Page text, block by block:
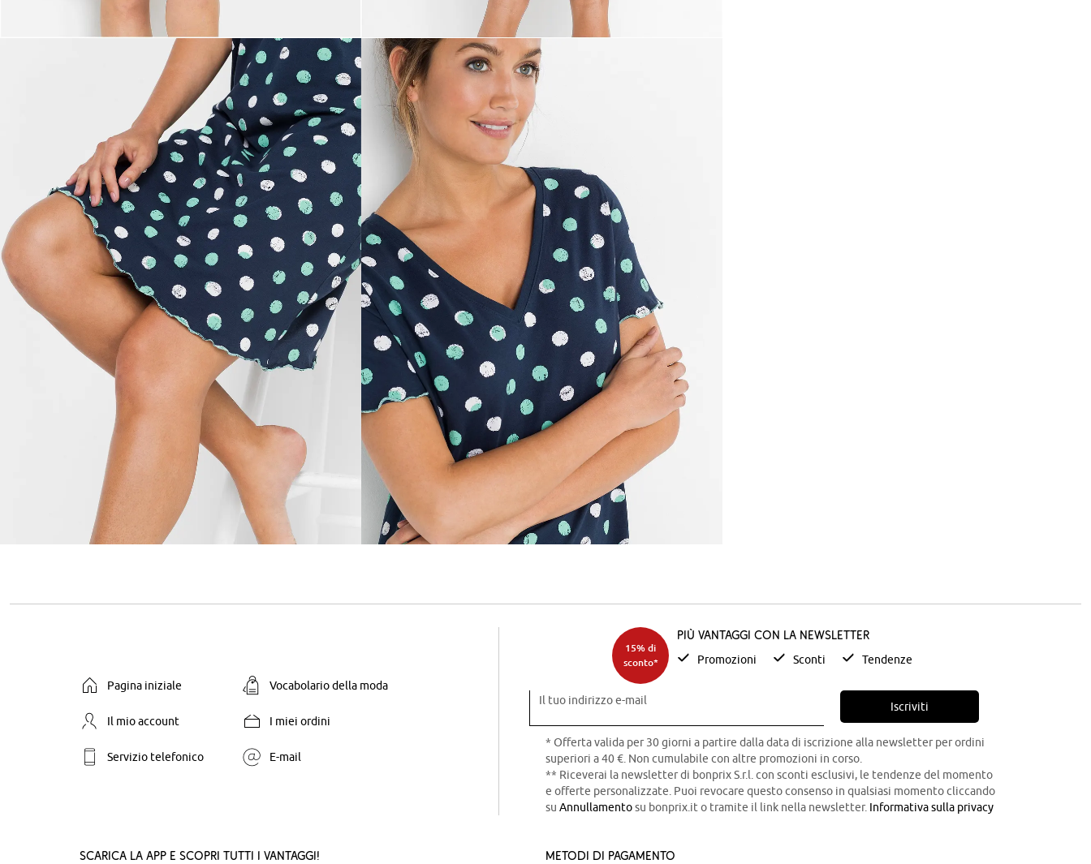
Pagina iniziale Vocabolario della moda
Il mio account I miei ordini
Servizio telefonico E-mail
15% di
sconto*
Più vantaggi con la newsletter
Promozioni Sconti Tendenze
Il tuo indirizzo e-mail Iscriviti
* Offerta valida per 30 giorni a partire dalla data di iscrizione alla newsletter per ordini
superiori a 40 €. Non cumulabile con altre promozioni in corso.
** Riceverai la newsletter di bonprix S.r.l. con sconti esclusivi, le tendenze del momento
e offerte personalizzate. Puoi revocare questo consenso in qualsiasi momento cliccando
su Annullamentosu bonprix.it o tramite il link nella newsletter. Informativa sulla privacy
Scarica la App e scopri tutti i vantaggi! Metodi di pagamento